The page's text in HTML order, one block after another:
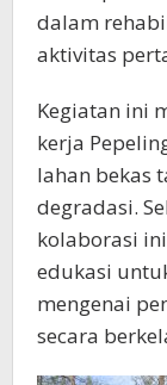
dalam
aktivitas
Kegiatan ini
kerja
lahan bekas
degradasi.
kolaborasi
edukasi
mengenai
secara